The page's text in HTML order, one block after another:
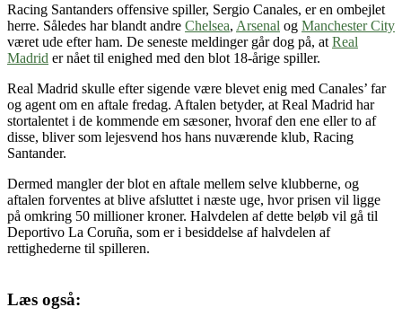
Racing Santanders offensive spiller, Sergio Canales, er en ombejlet
herre. Således har blandt andre Chelsea, Arsenal og Manchester City
været ude efter ham. De seneste meldinger går dog på, at Real
Madrid er nået til enighed med den blot 18-årige spiller.
Real Madrid skulle efter sigende være blevet enig med Canales’ far
og agent om en aftale fredag. Aftalen betyder, at Real Madrid har
stortalentet i de kommende em sæsoner, hvoraf den ene eller to af
disse, bliver som lejesvend hos hans nuværende klub, Racing
Santander.
Dermed mangler der blot en aftale mellem selve klubberne, og
aftalen forventes at blive afsluttet i næste uge, hvor prisen vil ligge
på omkring 50 millioner kroner. Halvdelen af dette beløb vil gå til
Deportivo La Coruña, som er i besiddelse af halvdelen af
rettighederne til spilleren.
Læs også: